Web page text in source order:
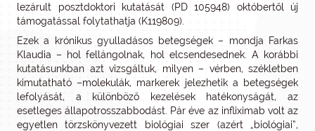
lezárult posztdoktori kutatását (PD 105948) októbertől új
támogatással folytathatja (K119809).
Ezek a krónikus gyulladásos betegségek – mondja Farkas
Klaudia – hol fellángolnak, hol elcsendesednek. A korábbi
kutatásunkban azt vizsgáltuk, milyen – vérben, székletben
kimutatható –molekulák, markerek jelezhetik a betegségek
lefolyását, a különböző kezelések hatékonyságát, az
esetleges állapotrosszabbodást. Pár éve az infliximab volt az
egyetlen törzskönyvezett biológiai szer (azért „biológiai”,